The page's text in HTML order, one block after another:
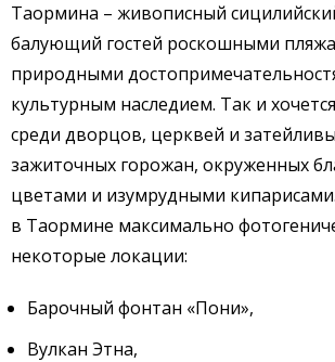
Таормина – живописный
балующий гостей роскошными
природными
культурным наследием. Так и
среди дворцов, церквей и
зажиточных горожан, окруженных
цветами и изумрудными
в Таормине максимально
некоторые локации:
Барочный фонтан «Пони»,
Вулкан Этна,